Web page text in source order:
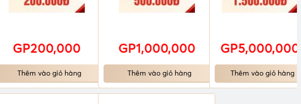
GP200,000
Thêm vào giỏ hàng
GP1,000,000
Thêm vào giỏ hàng
GP5,000,000
Thêm vào giỏ hàng